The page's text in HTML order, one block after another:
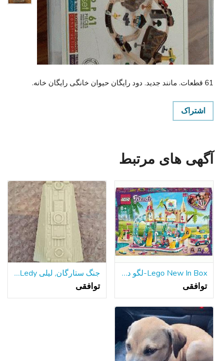
61 قطعات. مانند جدید. دود رایگان حیوان خانگی رایگان خانه.
اشتراک
آگهی های مرتبط
Lego New In Box-لگو دوستان تابستان سرگرم کننده پارک آبی
توافقی
جنگ ستارگان, لیلی Ledy هزاره فالکون سطح شیب دار قسمت 1979
توافقی